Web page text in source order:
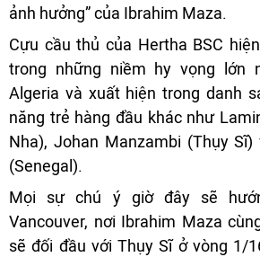
ảnh hưởng” của Ibrahim Maza.
Cựu cầu thủ của Hertha BSC
trong những niềm hy vọng lớn
Algeria và xuất hiện trong danh
năng trẻ hàng đầu khác như
Nha), Johan Manzambi (Thụy
(Senegal).
Mọi sự chú ý giờ đây sẽ
Vancouver, nơi Ibrahim Maza
sẽ đối đầu với Thụy Sĩ ở vòng 1/